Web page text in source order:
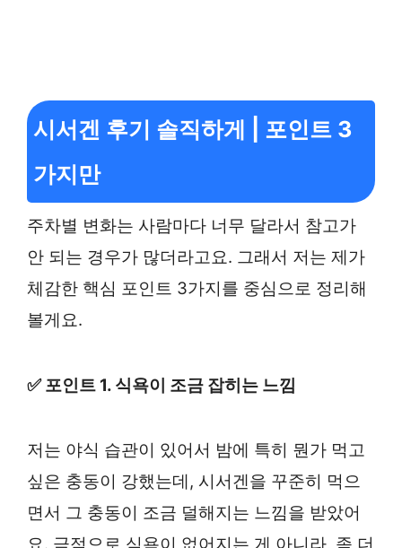
시서겐 후기 솔직하게 | 포인트 3
가지만
주차별 변화는 사람마다 너무 달라서 참고가
안 되는 경우가 많더라고요. 그래서 저는 제가
체감한 핵심 포인트 3가지를 중심으로 정리해
볼게요.
✅ 포인트 1. 식욕이 조금 잡히는 느낌
저는 야식 습관이 있어서 밤에 특히 뭔가 먹고
싶은 충동이 강했는데, 시서겐을 꾸준히 먹으
면서 그 충동이 조금 덜해지는 느낌을 받았어